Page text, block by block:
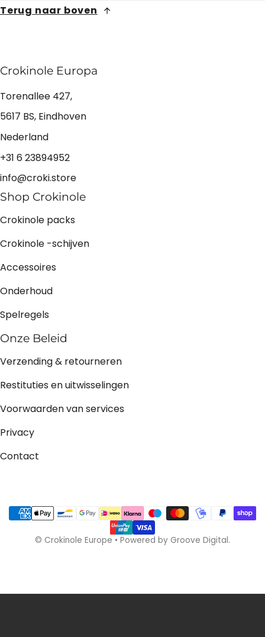
Terug naar boven
Crokinole Europa
Torenallee 427,
5617 BS, Eindhoven
Nederland
+31 6 23894952
info@croki.store
Shop Crokinole
Crokinole packs
Crokinole -schijven
Accessoires
Onderhoud
Spelregels
Onze Beleid
Verzending & retourneren
Restituties en uitwisselingen
Voorwaarden van services
Privacy
Contact
Betaalmethodes
© Crokinole Europe • Powered by Groove Digital.